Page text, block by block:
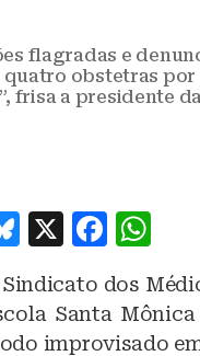
flagradas e
obstetras por
frisa a presidente
B
e
s
X
F
c
e
h
at
s
Sindicato dos
Santa
improvisado